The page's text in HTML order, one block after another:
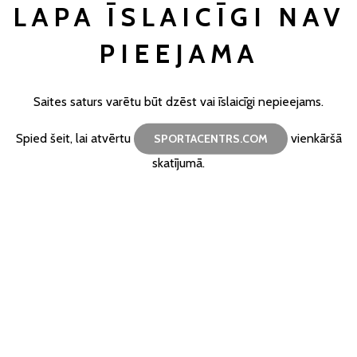
LAPA ĪSLAICĪGI NAV
PIEEJAMA
Saites saturs varētu būt dzēst vai īslaicīgi nepieejams.
Spied šeit, lai atvērtu SPORTACENTRS.COM
vienkāršā
skatījumā.